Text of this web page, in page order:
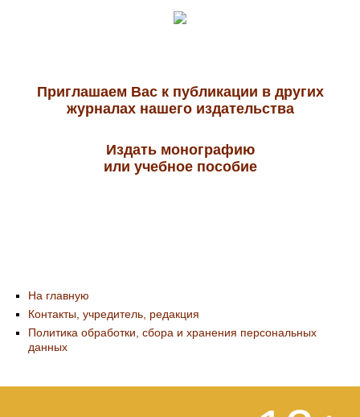
Приглашаем Вас к публикации в других
журналах нашего издательства
Издать монографию
или учебное пособие
На главную
Контакты, учредитель, редакция
Политика обработки, сбора и хранения персональных
данных